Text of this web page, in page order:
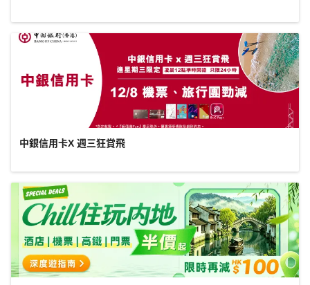
中銀信用卡X 週三狂賞飛